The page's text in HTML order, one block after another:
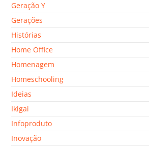
Geração Y
Gerações
Histórias
Home Office
Homenagem
Homeschooling
Ideias
Ikigai
Infoproduto
Inovação